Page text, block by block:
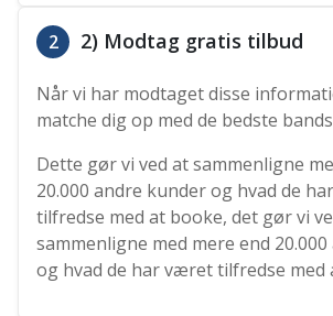
2 2) Modtag gratis tilbud
Når vi har modtaget disse
matche dig op med de bedste
Dette gør vi ved at sammenligne
20.000 andre kunder og hvad de
tilfredse med at booke, det gør vi
sammenligne med mere end
og hvad de har været tilfredse med